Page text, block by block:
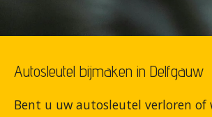
Autosleutel bijmaken in Delfgauw
Bent u uw autosleutel verloren of